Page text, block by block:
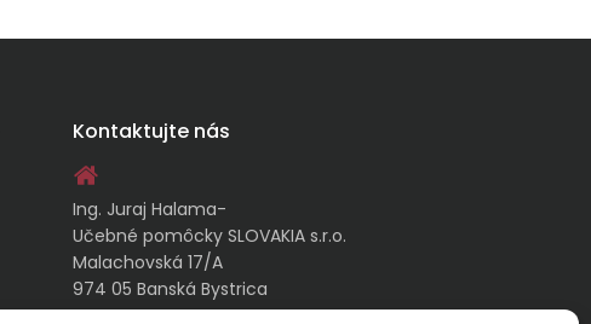
Kontaktujte nás
Ing. Juraj Halama-
Učebné pomôcky SLOVAKIA s.r.o.
Malachovská 17/A
974 05 Banská Bystrica